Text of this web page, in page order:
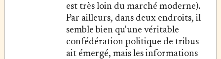
est très loin du marché moderne).
Par ailleurs, dans deux endroits, il
semble bien qu'une véritable
confédération politique de tribus
ait émergé, mais les informations